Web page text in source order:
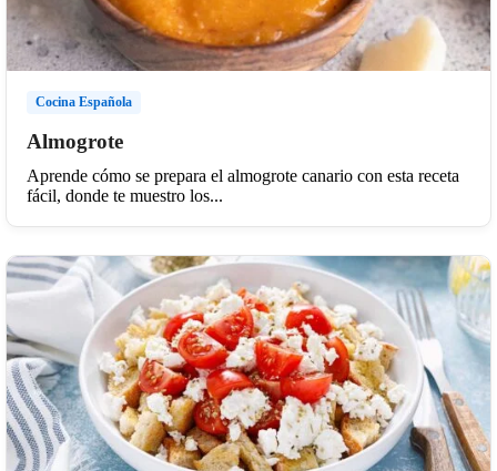
Cocina Española
Almogrote
Aprende cómo se prepara el almogrote canario con esta receta
fácil, donde te muestro los...